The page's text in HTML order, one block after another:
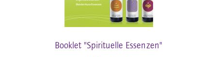
Booklet "Spirituelle Essenzen"